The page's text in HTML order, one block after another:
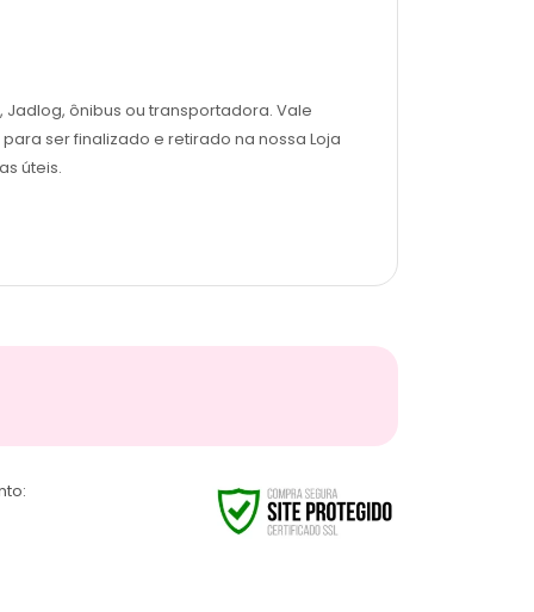
ônibus ou transportadora. Vale
ser finalizado e retirado na nossa Loja
úteis.